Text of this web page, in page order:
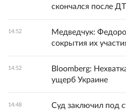
скончался после
14:52
Медведчук:
сокрытия их
14:52
Bloomberg:
ущерб Украине
14:48
Суд заключил под